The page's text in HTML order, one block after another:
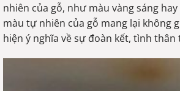
nhiên của gỗ, như màu vàng sáng
màu tự nhiên của gỗ mang lại không
hiện ý nghĩa về sự đoàn kết, tình thân